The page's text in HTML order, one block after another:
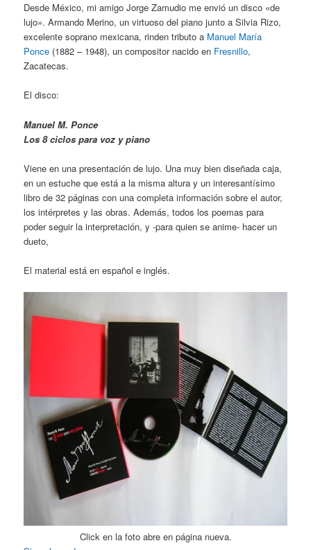
Desde México, mi amigo Jorge Zamudio me envió un disco «de
lujo». Armando Merino, un virtuoso del piano junto a Silvia Rizo,
excelente soprano mexicana, rinden tributo a Manuel María
Ponce (1882 – 1948), un compositor nacido en Fresnillo,
Zacatecas.
El disco:
Manuel M. Ponce
Los 8 ciclos para voz y piano
Viene en una presentación de lujo. Una muy bien diseñada caja,
en un estuche que está a la misma altura y un interesantísimo
libro de 32 páginas con una completa información sobre el autor,
los intérpretes y las obras. Además, todos los poemas para
poder seguir la interpretación, y -para quien se anime- hacer un
dueto,
El material está en español e inglés.
Click en la foto abre en página nueva.